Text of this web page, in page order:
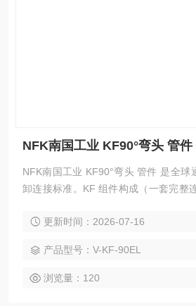
NFK南国工业 KF90°弯头 管件
NFK南国工业 KF90°弯头 管件 是全球通用的小口径高真空快
卸连接标准。KF 组件构成（一套完整
环（Centering Ring）：带 O 圈，对
mp）：手拧蝶形螺母，夹紧密封
更新时间：2026-07-16
产品型号：V-KF-90EL
浏览量：120